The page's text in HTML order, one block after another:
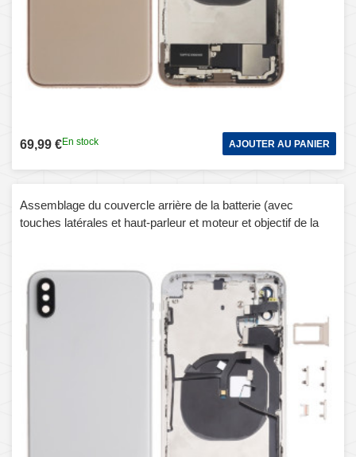
69,99 €En stock AJOUTER AU PANIER
Assemblage du couvercle arrière de la batterie (avec
touches latérales et haut-parleur et moteur et objectif de la